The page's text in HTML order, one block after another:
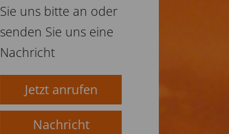
Sie uns bitte an oder
senden Sie uns eine
Nachricht
Jetzt anrufen
Nachricht